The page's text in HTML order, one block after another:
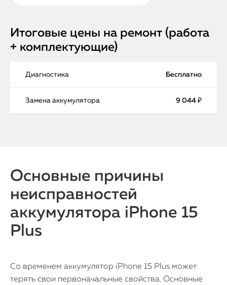
Итоговые цены на ремонт (работа
+ комплектующие)
Диагностика Бесплатно
Замена аккумулятора 9 044 ₽
Основные причины
неисправностей
аккумулятора iPhone 15
Plus
Со временем аккумулятор iPhone 15 Plus может
терять свои первоначальные свойства. Основные